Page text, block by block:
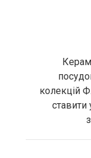
колекцій